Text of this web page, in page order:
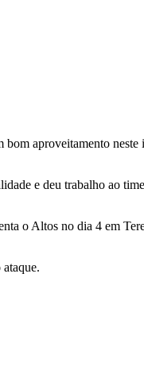
aproveitamento
e deu trabalho ao
o Altos no dia 4 em